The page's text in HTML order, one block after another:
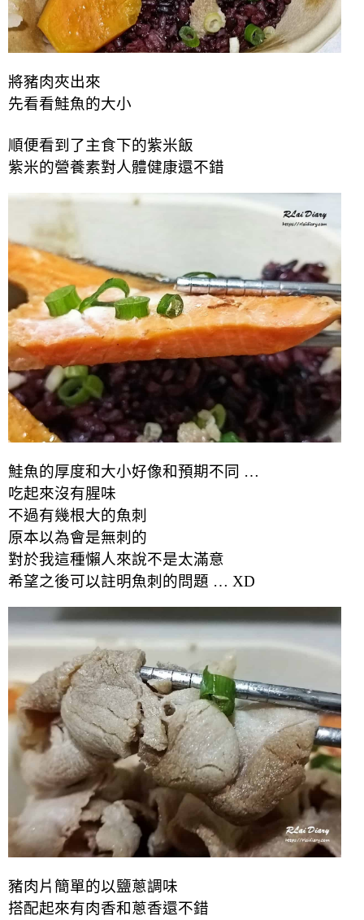
將豬肉夾出來
先看看鮭魚的大小
順便看到了主食下的紫米飯
紫米的營養素對人體健康還不錯
鮭魚的厚度和大小好像和預期不同 …
吃起來沒有腥味
不過有幾根大的魚刺
原本以為會是無刺的
對於我這種懶人來說不是太滿意
希望之後可以註明魚刺的問題 … XD
豬肉片簡單的以鹽蔥調味
搭配起來有肉香和蔥香還不錯